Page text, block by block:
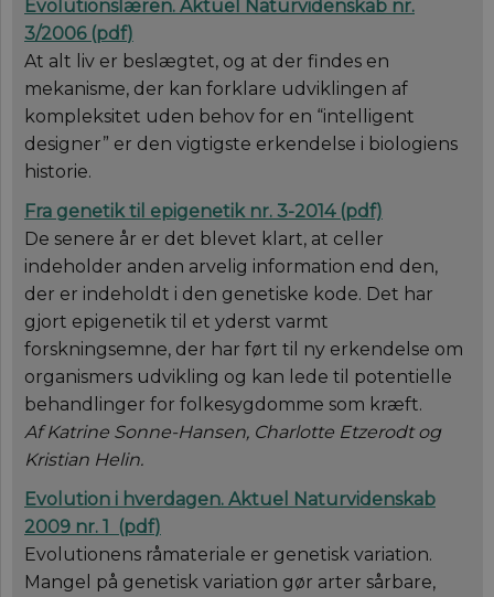
Evolutionslæren. Aktuel Naturvidenskab nr.
3/2006 (pdf)
At alt liv er beslægtet, og at der findes en
mekanisme, der kan forklare udviklingen af
kompleksitet uden behov for en “intelligent
designer” er den vigtigste erkendelse i biologiens
historie.
Fra genetik til epigenetik nr. 3-2014 (pdf)
De senere år er det blevet klart, at celler
indeholder anden arvelig information end den,
der er indeholdt i den genetiske kode. Det har
gjort epigenetik til et yderst varmt
forskningsemne, der har ført til ny erkendelse om
organismers udvikling og kan lede til potentielle
behandlinger for folkesygdomme som kræft.
Af Katrine Sonne-Hansen, Charlotte Etzerodt og
Kristian Helin.
Evolution i hverdagen. Aktuel Naturvidenskab
2009 nr. 1 (pdf)
Evolutionens råmateriale er genetisk variation.
Mangel på genetisk variation gør arter sårbare,